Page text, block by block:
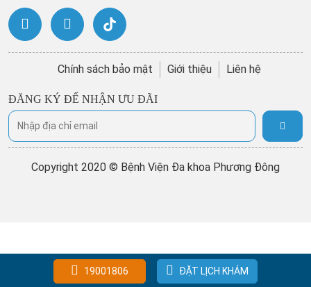
19001806 ĐẶT LỊCH KHÁM
Chính sách bảo mật Giới thiệu Liên hệ
ĐĂNG KÝ ĐỂ NHẬN ƯU ĐÃI
Copyright 2020 © Bệnh Viện Đa khoa Phương Đông